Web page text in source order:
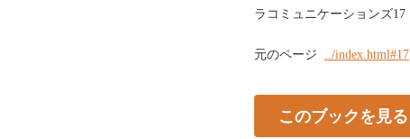
ラコミュニケーションズ17
元のページ ../index.html#17
このブックを見る